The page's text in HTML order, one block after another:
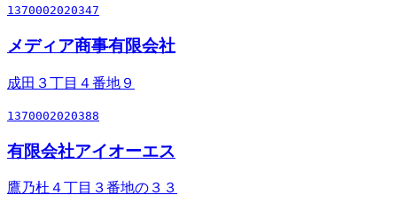
1370002020347
メディア商事有限会社
成田３丁目４番地９
1370002020388
有限会社アイオーエス
鷹乃杜４丁目３番地の３３